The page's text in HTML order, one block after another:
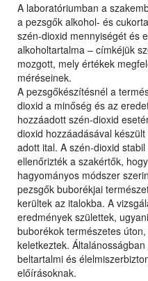
A laboratóriumban a
a pezsgők alkohol- és
szén-dioxid mennyiségét és
alkoholtartalma – címkéjük
mozgott, mely értékek
méréseinek.
A pezsgőkészítésnél a
dioxid a minőség és az
hozzáadott szén-dioxid
dioxid hozzáadásával
adott ital. A szén-dioxid
ellenőrizték a szakértők,
hagyományos módszer
pezsgők buborékjai
kerültek az italokba. A
eredmények születtek,
buborékok természetes
keletkeztek.
beltartalmi és
előírásoknak.